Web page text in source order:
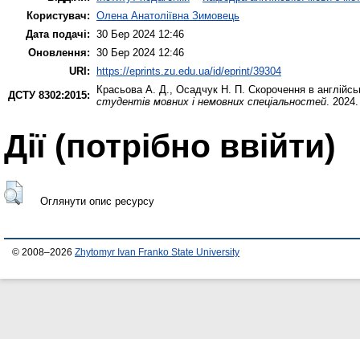
Користувач: Олена Анатоліївна Зимовець
Дата подачі: 30 Бер 2024 12:46
Оновлення: 30 Бер 2024 12:46
URI:
https://eprints.zu.edu.ua/id/eprint/39304
ДСТУ 8302:2015:
Красьова А. Д., Осадчук Н. П. Скорочення в
студентів мовних і немовних спеціальностей. 2024.
Дії ​​(потрібно ввійти)
Оглянути опис ресурсу
© 2008–2026 Zhytomyr Ivan Franko State University